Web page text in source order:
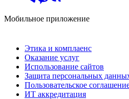
Мобильное приложение
Этика и комплаенс
Оказание услуг
Использование сайтов
Защита персональных
Пользовательское
ИТ аккредитация